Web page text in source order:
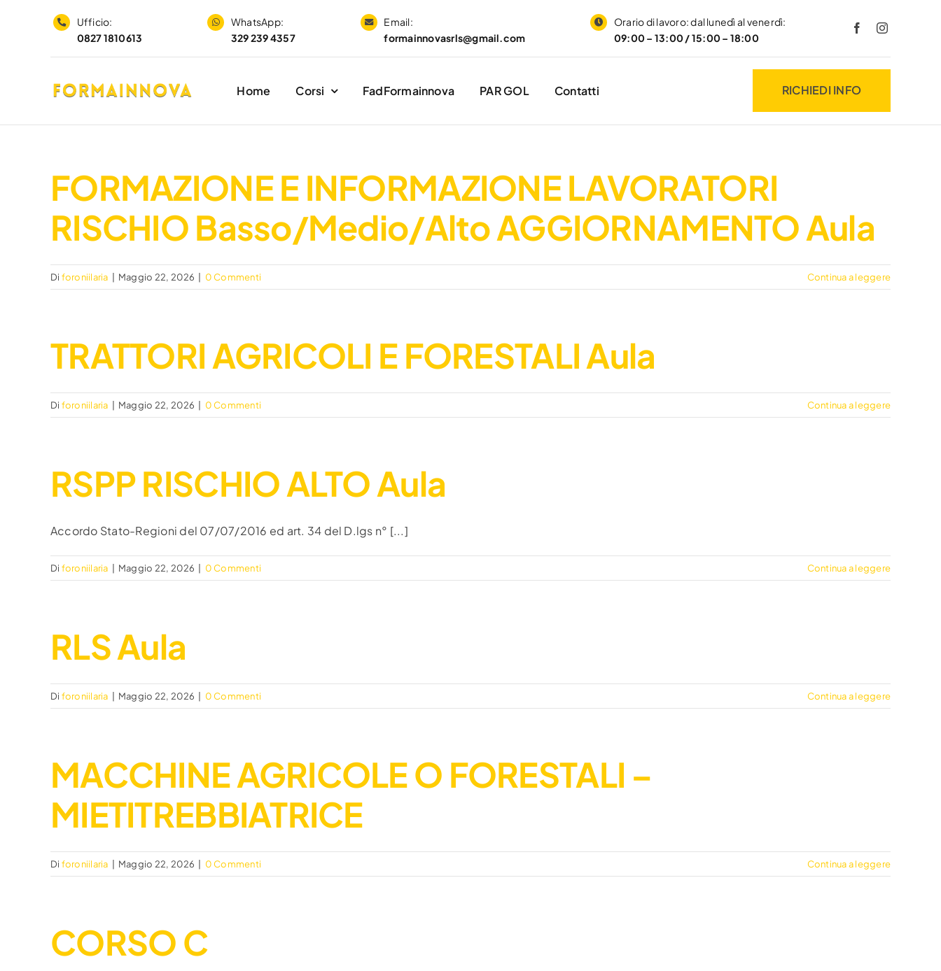
Ufficio:
0827 1810613
WhatsApp:
329 239 4357
Email:
formainnovasrls@gmail.com
Orario di lavoro: dal lunedì al venerdì:
09:00 – 13:00 / 15:00 – 18:00
Home Corsi FadFormainnova PAR GOL Contatti RICHIEDI INFO
FORMAZIONE E INFORMAZIONE LAVORATORI
RISCHIO Basso/Medio/Alto AGGIORNAMENTO Aula
Di foroniilaria Maggio 22, 2026 0 Commenti Continua a leggere
TRATTORI AGRICOLI E FORESTALI Aula
Di foroniilaria Maggio 22, 2026 0 Commenti Continua a leggere
RSPP RISCHIO ALTO Aula
Accordo Stato-Regioni del 07/07/2016 ed art. 34 del D.lgs n° [...]
Di foroniilaria Maggio 22, 2026 0 Commenti Continua a leggere
RLS Aula
Di foroniilaria Maggio 22, 2026 0 Commenti Continua a leggere
MACCHINE AGRICOLE O FORESTALI –
MIETITREBBIATRICE
Di foroniilaria Maggio 22, 2026 0 Commenti Continua a leggere
CORSO C